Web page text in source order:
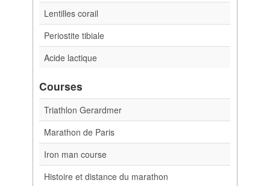
Lentilles corail
Periostite tibiale
Acide lactique
Courses
Triathlon Gerardmer
Marathon de Paris
Iron man course
Histoire et distance du marathon